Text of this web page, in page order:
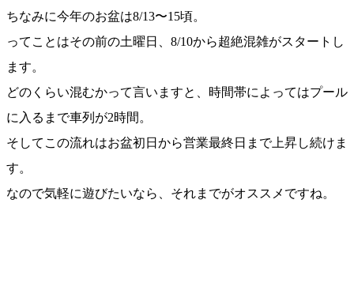
ちなみに今年のお盆は8/13〜15頃。
ってことはその前の土曜日、8/10から超絶混雑がスタートし
ます。
どのくらい混むかって言いますと、時間帯によってはプール
に入るまで車列が2時間。
そしてこの流れはお盆初日から営業最終日まで上昇し続けま
す。
なので気軽に遊びたいなら、それまでがオススメですね。